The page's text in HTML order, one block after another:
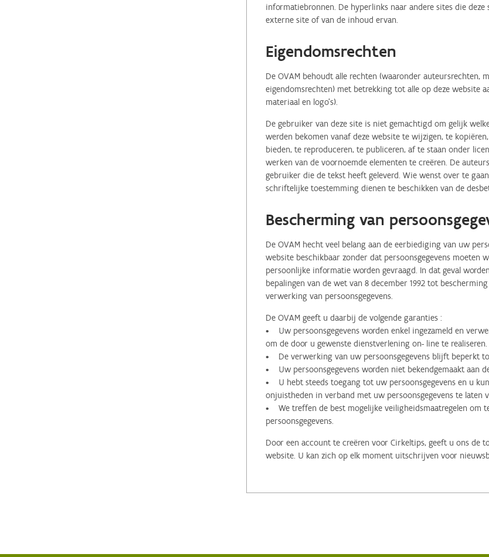
informatiebronnen. De hyperlinks naar andere sites die
externe site of van de inhoud ervan.
Eigendomsrechten
De OVAM behoudt alle rechten (waaronder auteursrechten,
eigendomsrechten) met betrekking tot alle op deze website
materiaal en logo's).
De gebruiker van deze site is niet gemachtigd om gelijk
werden bekomen vanaf deze website te wijzigen, te
bieden, te reproduceren, te publiceren, af te staan onder
werken van de voornoemde elementen te creëren. De
gebruiker die de tekst heeft geleverd. Wie wenst over te
schriftelijke toestemming dienen te beschikken van de
Bescherming van
De OVAM hecht veel belang aan de eerbiediging van uw
website beschikbaar zonder dat persoonsgegevens moeten
persoonlijke informatie worden gevraagd. In dat geval
bepalingen van de wet van 8 december 1992 tot
verwerking van persoonsgegevens.
De OVAM geeft u daarbij de volgende garanties :
• Uw persoonsgegevens worden enkel ingezameld en
om de door u gewenste dienstverlening on- line te realiseren.
• De verwerking van uw persoonsgegevens blijft beperkt
• Uw persoonsgegevens worden niet bekendgemaakt aan
• U hebt steeds toegang tot uw persoonsgegevens en u
onjuistheden in verband met uw persoonsgegevens te laten
• We treffen de best mogelijke veiligheidsmaatregelen om
persoonsgegevens.
Door een account te creëren voor Cirkeltips, geeft u ons
website. U kan zich op elk moment uitschrijven voor